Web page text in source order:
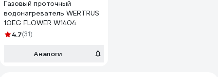
Газовый проточный
водонагреватель WERTRUS
10EG FLOWER W1404
4.7(31)
Аналоги